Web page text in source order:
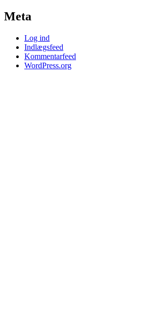
Meta
Log ind
Indlægsfeed
Kommentarfeed
WordPress.org